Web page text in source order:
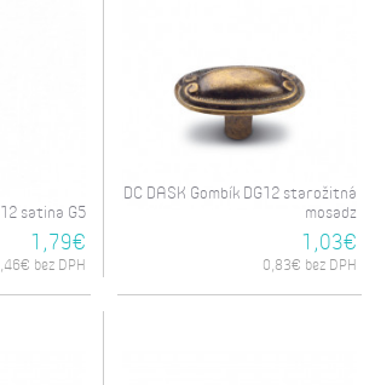
satina G5
1,79€
bez DPH
DC DASK Gombík DG12 starožitná
mosadz
1,03€
0,83€ bez DPH